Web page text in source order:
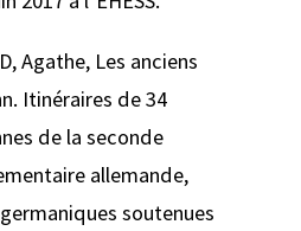
Agathe, Les anciens
Itinéraires de 34
de la seconde
allemande,
soutenues